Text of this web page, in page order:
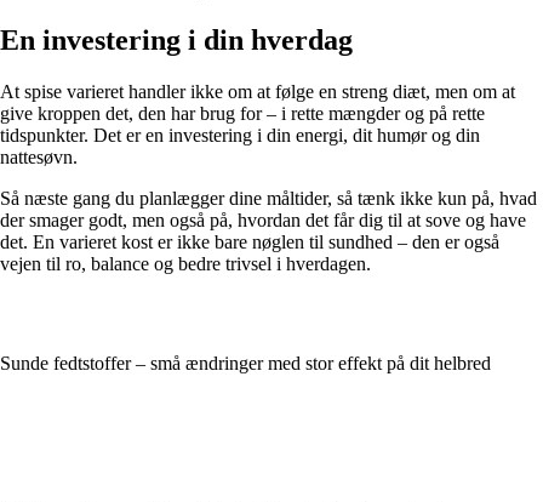
En investering i din hverdag
At spise varieret handler ikke om at følge en streng diæt, men om at
give kroppen det, den har brug for – i rette mængder og på rette
tidspunkter. Det er en investering i din energi, dit humør og din
nattesøvn.
Så næste gang du planlægger dine måltider, så tænk ikke kun på, hvad
der smager godt, men også på, hvordan det får dig til at sove og have
det. En varieret kost er ikke bare nøglen til sundhed – den er også
vejen til ro, balance og bedre trivsel i hverdagen.
Sunde fedtstoffer – små ændringer med stor effekt på dit helbred